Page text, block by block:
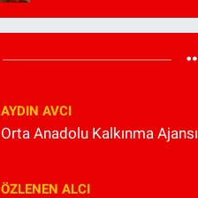
AYDIN AVCI
Orta Anadolu Kalkınma Ajansı
ÖZLENEN ALCI